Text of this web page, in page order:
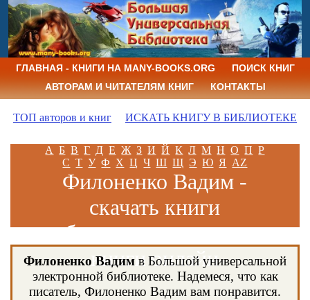
ГЛАВНАЯ - КНИГИ НА MANY-BOOKS.ORG
ПОИСК КНИГ
АВТОРАМ И ЧИТАТЕЛЯМ КНИГ
КОНТАКТЫ
ТОП авторов и книг ИСКАТЬ КНИГУ В БИБЛИОТЕКЕ
А Б В Г Д Е Ж З И Й К Л М Н О П Р
С Т У Ф Х Ц Ч Ш Щ Э Ю Я AZ
Филоненко Вадим -
скачать книги
бесплатно и читать
книги онлайн
Филоненко Вадим в Большой универсальной
электронной библиотеке. Надемеся, что как
писатель, Филоненко Вадим вам понравится.